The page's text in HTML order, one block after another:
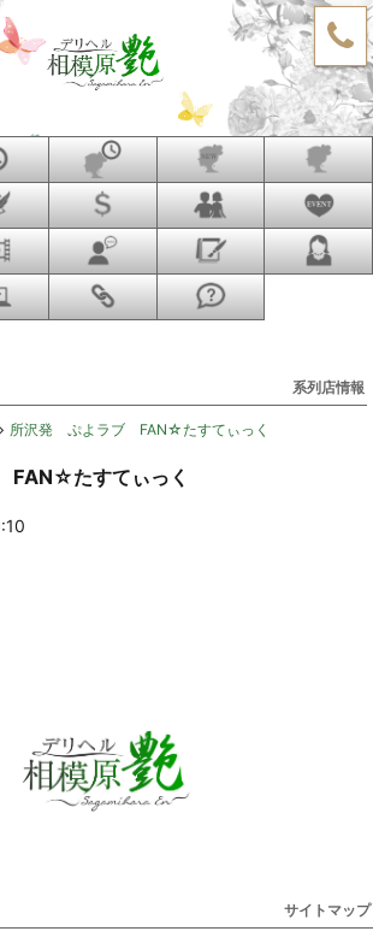
系列店情報
所沢発 ぷよラブ FAN☆たすてぃっく
たすてぃっく
サイトマップ